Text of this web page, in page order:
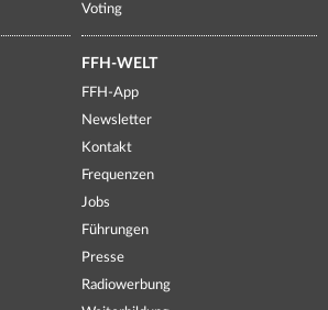
Voting
FFH-WELT
FFH-App
Newsletter
Kontakt
Frequenzen
Jobs
Führungen
Presse
Radiowerbung